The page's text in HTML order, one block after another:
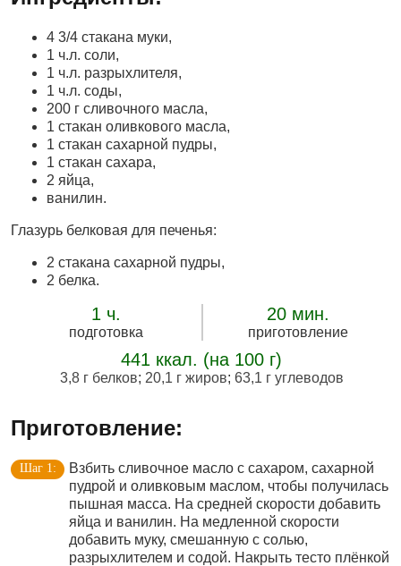
4 3/4 стакана муки,
1 ч.л. соли,
1 ч.л. разрыхлителя,
1 ч.л. соды,
200 г сливочного масла,
1 стакан оливкового масла,
1 стакан сахарной пудры,
1 стакан сахара,
2 яйца,
ванилин.
Глазурь белковая для печенья:
2 стакана сахарной пудры,
2 белка.
1 ч.
подготовка
20 мин.
приготовление
441 ккал. (на 100 г)
3,8 г белков; 20,1 г жиров; 63,1 г углеводов
Приготовление:
Взбить сливочное масло с сахаром, сахарной
пудрой и оливковым маслом, чтобы получилась
пышная масса. На средней скорости добавить
яйца и ванилин. На медленной скорости
добавить муку, смешанную с солью,
разрыхлителем и содой. Накрыть тесто плёнкой